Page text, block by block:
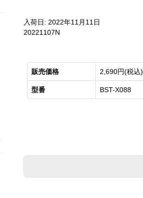
入荷日: 2022年11月11日
20221107N
販売価格 2,690円(税込)
型番 BST-X088